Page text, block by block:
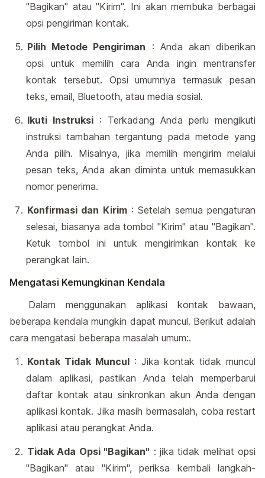
"Bagikan" atau "Kirim". Ini akan membuka berbagai
opsi pengiriman kontak.
Pilih Metode Pengiriman : Anda akan diberikan
opsi untuk memilih cara Anda ingin mentransfer
kontak tersebut. Opsi umumnya termasuk pesan
teks, email, Bluetooth, atau media sosial.
Ikuti Instruksi : Terkadang Anda perlu mengikuti
instruksi tambahan tergantung pada metode yang
Anda pilih. Misalnya, jika memilih mengirim melalui
pesan teks, Anda akan diminta untuk memasukkan
nomor penerima.
Konfirmasi dan Kirim: Setelah semua pengaturan
selesai, biasanya ada tombol "Kirim" atau "Bagikan".
Ketuk tombol ini untuk mengirimkan kontak ke
perangkat lain.
Mengatasi Kemungkinan Kendala
Dalam menggunakan aplikasi kontak bawaan,
beberapa kendala mungkin dapat muncul. Berikut adalah
cara mengatasi beberapa masalah umum:.
Kontak Tidak Muncul : Jika kontak tidak muncul
dalam aplikasi, pastikan Anda telah memperbarui
daftar kontak atau sinkronkan akun Anda dengan
aplikasi kontak. Jika masih bermasalah, coba restart
aplikasi atau perangkat Anda.
Tidak Ada Opsi "Bagikan" : jika tidak melihat opsi
"Bagikan" atau "Kirim", periksa kembali langkah-